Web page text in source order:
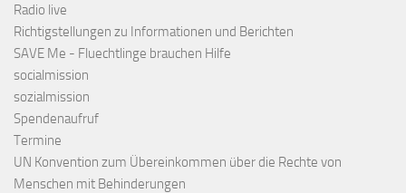
Radio live
Richtigstellungen zu Informationen und Berichten
SAVE Me - Fluechtlinge brauchen Hilfe
socialmission
sozialmission
Spendenaufruf
Termine
UN Konvention zum Übereinkommen über die Rechte von
Menschen mit Behinderungen